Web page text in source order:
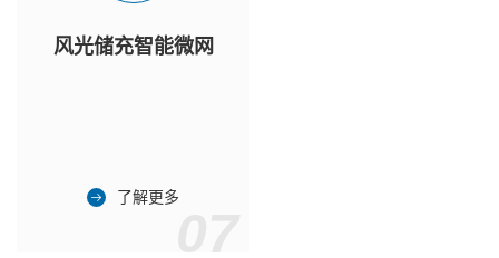
风光储充智能微网
了解更多